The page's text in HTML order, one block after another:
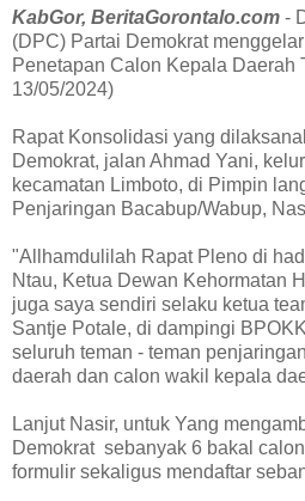
KabGor, BeritaGorontalo.com -
(DPC) Partai Demokrat
Penetapan Calon Kepala Daerah
13/05/2024)
Rapat Konsolidasi yang
Demokrat, jalan Ahmad Yani,
kecamatan Limboto, di Pimpin
Penjaringan Bacabup/Wabup,
"Allhamdulilah Rapat Pleno di
Ntau, Ketua Dewan Kehormatan
juga saya sendiri selaku ketua
Santje Potale, di dampingi
seluruh teman - teman
daerah dan calon wakil kepala
Lanjut Nasir, untuk Yang
Demokrat sebanyak 6 bakal
formulir sekaligus mendaftar